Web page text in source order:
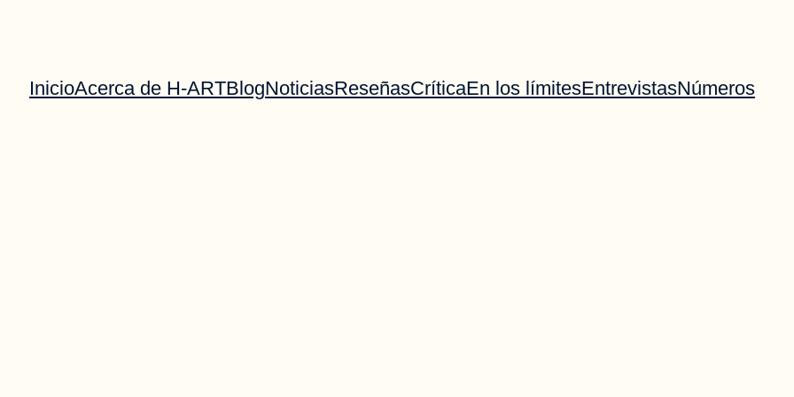
InicioAcerca de H-ARTBlogNoticiasReseñasCríticaEn los límitesEntrevistasNúmeros